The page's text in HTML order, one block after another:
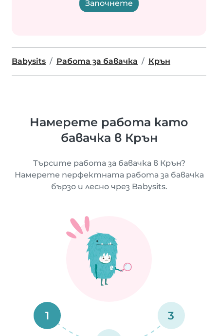
Започнете
Babysits Работа за бавачка Крън
Намерете работа като
бавачка в Крън
Търсите работа за бавачка в Крън?
Намерете перфектната работа за бавачка
бързо и лесно чрез Babysits.
1 3